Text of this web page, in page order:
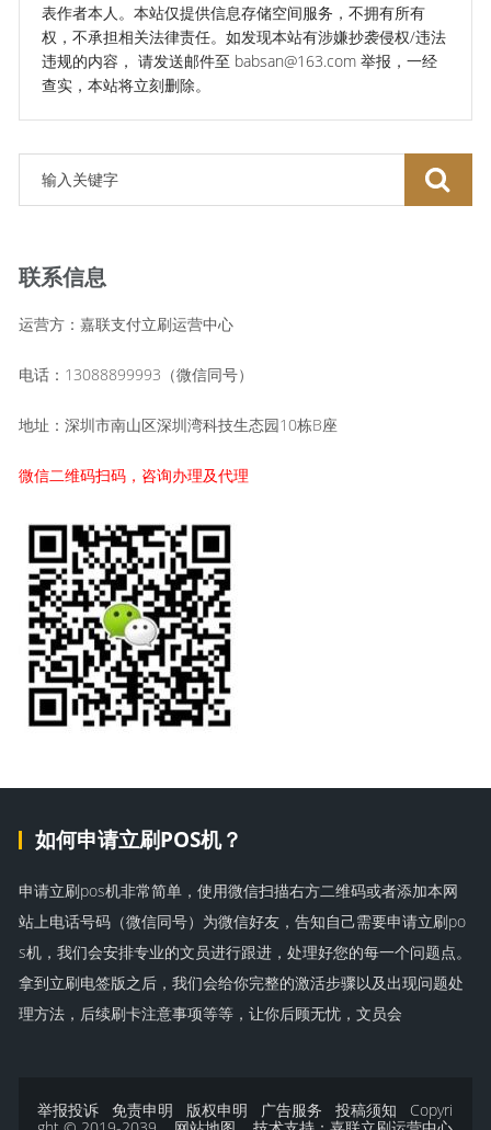
表作者本人。本站仅提供信息存储空间服务，不拥有所有
权，不承担相关法律责任。如发现本站有涉嫌抄袭侵权/违法
违规的内容， 请发送邮件至 babsan@163.com 举报，一经
查实，本站将立刻删除。
联系信息
运营方：嘉联支付立刷运营中心
电话：13088899993（微信同号）
地址：深圳市南山区深圳湾科技生态园10栋B座
微信二维码扫码，咨询办理及代理
如何申请立刷POS机？
申请立刷pos机非常简单，使用微信扫描右方二维码或者添加本网
站上电话号码（微信同号）为微信好友，告知自己需要申请立刷po
s机，我们会安排专业的文员进行跟进，处理好您的每一个问题点。
拿到立刷电签版之后，我们会给你完整的激活步骤以及出现问题处
理方法，后续刷卡注意事项等等，让你后顾无忧，文员会
举报投诉 免责申明 版权申明 广告服务 投稿须知 Copyri